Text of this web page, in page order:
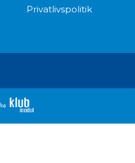
Privatlivspolitik